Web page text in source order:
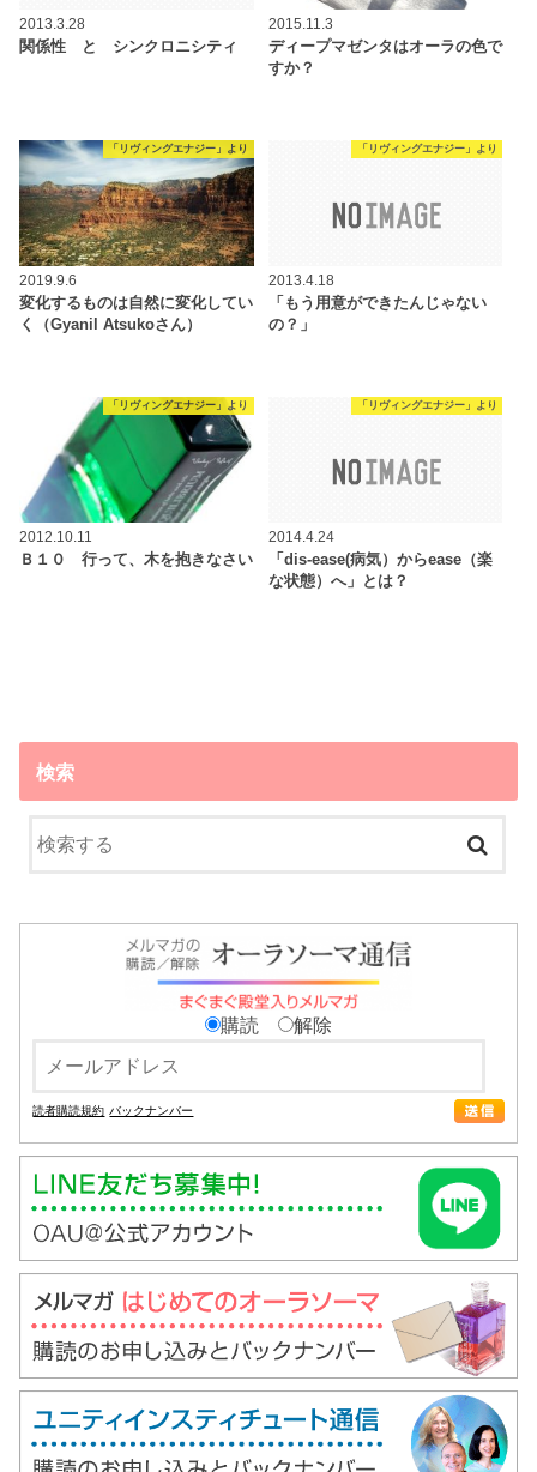
2013.3.28
関係性 と シンクロニシティ
2015.11.3
ディープマゼンタはオーラの色で
すか？
「リヴィングエナジー」より
2019.9.6
変化するものは自然に変化してい
く（Gyanil Atsukoさん）
「リヴィングエナジー」より
2013.4.18
「もう用意ができたんじゃない
の？」
「リヴィングエナジー」より
2012.10.11
Ｂ１０ 行って、木を抱きなさい
「リヴィングエナジー」より
2014.4.24
「dis-ease(病気）からease（楽
な状態）へ」とは？
検索
購読 解除
読者購読規約 バックナンバー